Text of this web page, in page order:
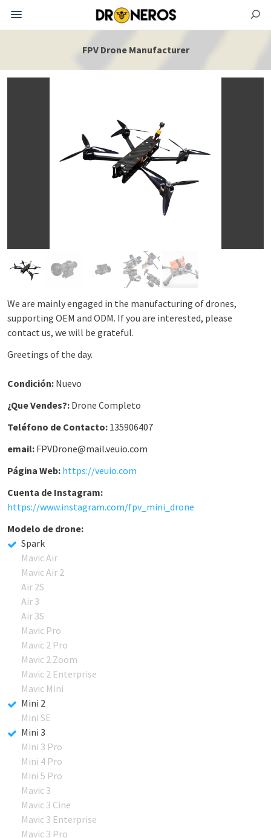
FPV Drone Manufacturer
We are mainly engaged in the manufacturing of drones,
supporting OEM and ODM. If you are interested, please
contact us, we will be grateful.
Greetings of the day.
Condición: Nuevo
¿Que Vendes?: Drone Completo
Teléfono de Contacto: 135906407
email: FPVDrone@mail.veuio.com
Página Web: https://veuio.com
Cuenta de Instagram:
https://www.instagram.com/fpv_mini_drone
Modelo de drone:
Spark
Mavic Air
Mavic Air 2
Air 2S
Air 3
Air 3S
Mavic Pro
Mavic 2 Pro
Mavic 2 Zoom
Mavic 2 Enterprise
Mavic Mini
Mini 2
Mini SE
Mini 3
Mini 3 Pro
Mini 4 Pro
Mini 5 Pro
Mavic 3
Mavic 3 Cine
Mavic 3 Enterprise
Mavic 3 Pro